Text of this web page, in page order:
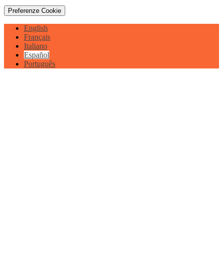
Preferenze Cookie
English
Français
Italiano
Español
Português